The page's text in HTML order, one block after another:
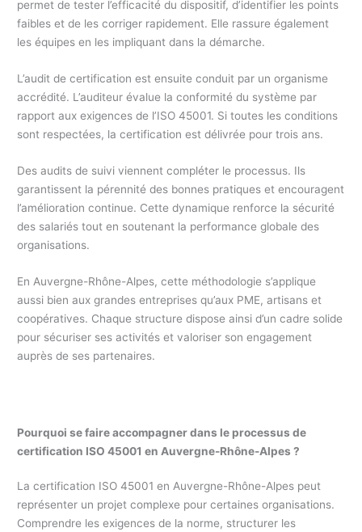
permet de tester l’efficacité du dispositif, d’identifier les points
faibles et de les corriger rapidement. Elle rassure également
les équipes en les impliquant dans la démarche.
L’audit de certification est ensuite conduit par un organisme
accrédité. L’auditeur évalue la conformité du système par
rapport aux exigences de l’ISO 45001. Si toutes les conditions
sont respectées, la certification est délivrée pour trois ans.
Des audits de suivi viennent compléter le processus. Ils
garantissent la pérennité des bonnes pratiques et encouragent
l’amélioration continue. Cette dynamique renforce la sécurité
des salariés tout en soutenant la performance globale des
organisations.
En Auvergne-Rhône-Alpes, cette méthodologie s’applique
aussi bien aux grandes entreprises qu’aux PME, artisans et
coopératives. Chaque structure dispose ainsi d’un cadre solide
pour sécuriser ses activités et valoriser son engagement
auprès de ses partenaires.
Pourquoi se faire accompagner dans le processus de
certification ISO 45001 en Auvergne-Rhône-Alpes ?
La certification ISO 45001 en Auvergne-Rhône-Alpes peut
représenter un projet complexe pour certaines organisations.
Comprendre les exigences de la norme, structurer les